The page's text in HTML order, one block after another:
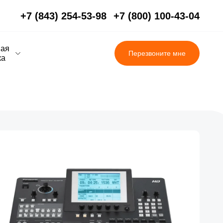
+7 (843) 254-53-98 +7 (800) 100-43-04
Перезвоните мне